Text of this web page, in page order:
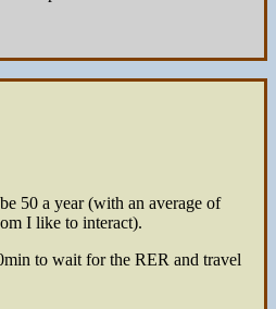
50 a year (with an average of
I like to interact).
to wait for the RER and travel